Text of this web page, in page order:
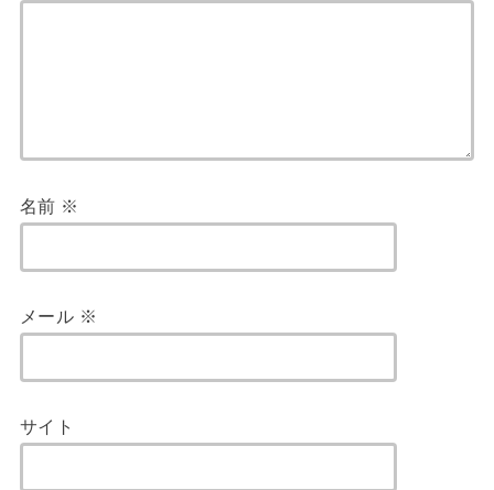
名前 ※
メール ※
サイト